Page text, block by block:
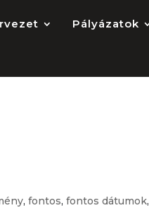
Pályázatok
,fontos,fontos dátumok,